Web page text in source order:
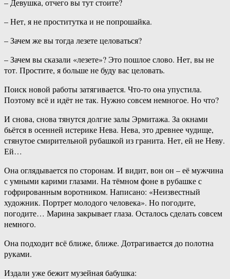
– Девушка, отчего вы тут стоите?
– Нет, я не проститутка и не попрошайка.
– Зачем же вы тогда лезете целоваться?
– Зачем вы сказали «лезете»? Это пошлое слово. Нет, вы не
тот. Простите, я больше не буду вас целовать.
Поиск новой работы затягивается. Что-то она упустила.
Поэтому всё и идёт не так. Нужно совсем немногое. Но что?
И снова, снова тянутся долгие залы Эрмитажа. За окнами
бьётся в осенней истерике Нева. Нева, это древнее чудище,
стянутое смирительной рубашкой из гранита. Нет, ей не Неву.
Ей…
Она оглядывается по сторонам. И видит, вон он – её мужчина
с умными карими глазами. На тёмном фоне в рубашке с
гофрированным воротником. Написано: «Неизвестный
художник. Портрет молодого человека». Но погодите,
погодите… Марина закрывает глаза. Осталось сделать совсем
немного.
Она подходит всё ближе, ближе. Дотрагивается до полотна
руками.
Издали уже бежит музейная бабушка: